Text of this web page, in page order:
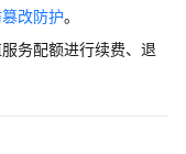
改防护。
务配额进行续费、退